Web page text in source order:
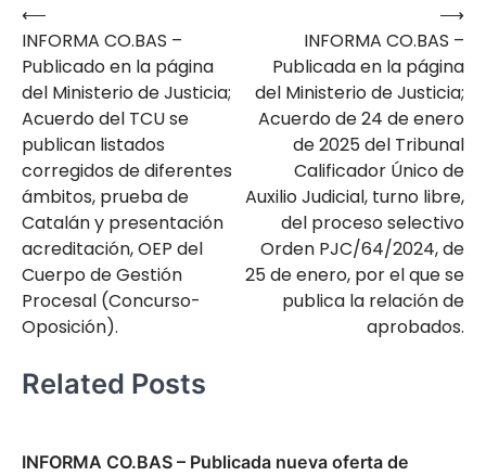
Navegación
de
entradas
⟵
INFORMA CO.BAS –
Publicado en la página
del Ministerio de Justicia;
Acuerdo del TCU se
publican listados
corregidos de diferentes
ámbitos, prueba de
Catalán y presentación
acreditación, OEP del
Cuerpo de Gestión
Procesal (Concurso-
Oposición).
INFORMA CO.BAS –
Publicada en la página
del Ministerio de Justicia;
Acuerdo de 24 de enero
de 2025 del Tribunal
Calificador Único de
Auxilio Judicial, turno libre,
del proceso selectivo
Orden PJC/64/2024, de
25 de enero, por el que se
publica la relación de
aprobados.
⟶
Related Posts
INFORMA CO.BAS – Publicada nueva oferta de